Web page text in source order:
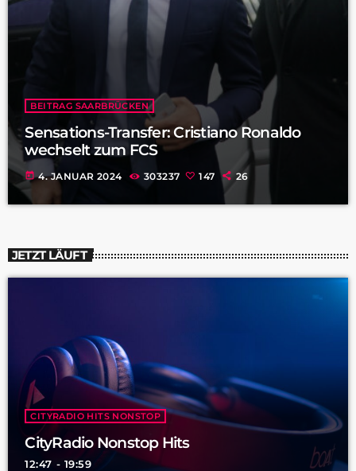
BEITRAG SAARBRÜCKEN
Sensations-Transfer: Cristiano Ronaldo
wechselt zum FCS
today 4. JANUAR 2024 303237 147 26
JETZT LÄUFT
CITYRADIO HITS NONSTOP
CityRadio Nonstop Hits
12:47 - 19:59